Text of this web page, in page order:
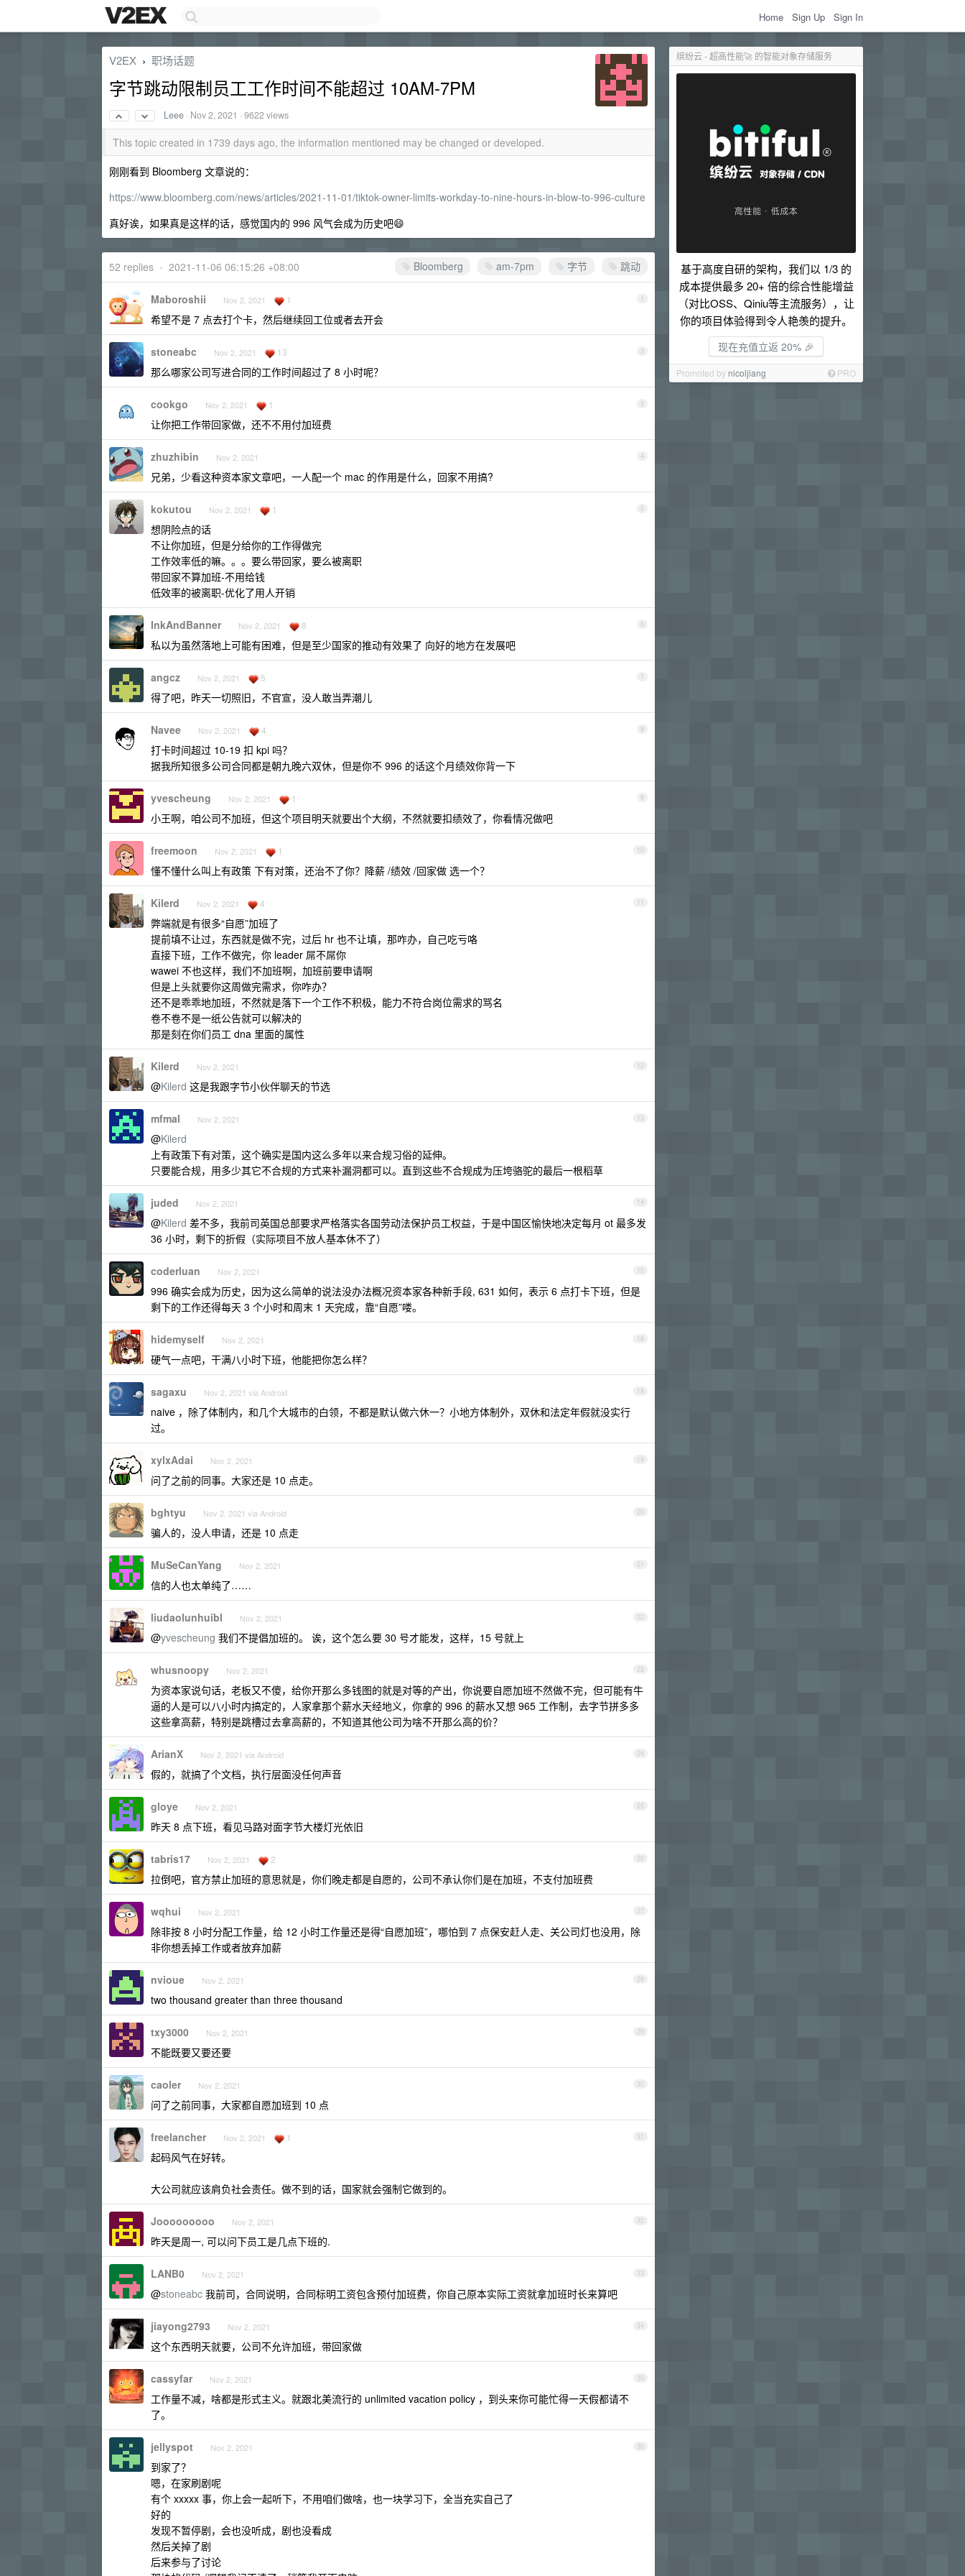
Home Sign Up Sign In
缤纷云 - 超高性能🚀 的智能对象存储服务
基于高度自研的架构，我们以 1/3 的
成本提供最多 20+ 倍的综合性能增益
（对比OSS、Qiniu等主流服务），让
你的项目体验得到令人艳羡的提升。
现在充值立返 20% 🎉
Promoted by nicoljiang PRO
V2EX › 职场话题
字节跳动限制员工工作时间不能超过 10AM-7PM
Leee · Nov 2, 2021 · 9622 views
This topic created in 1739 days ago, the information mentioned may be changed or developed.
刚刚看到 Bloomberg 文章说的：
https://www.bloomberg.com/news/articles/2021-11-01/tiktok-owner-limits-workday-to-nine-hours-in-blow-to-996-culture
真好诶，如果真是这样的话，感觉国内的 996 风气会成为历史吧😄
Bloomberg am-7pm 字节 跳动
52 replies • 2021-11-06 06:15:26 +08:00
1
Maboroshii Nov 2, 2021 1
希望不是 7 点去打个卡，然后继续回工位或者去开会
2
stoneabc Nov 2, 2021 13
那么哪家公司写进合同的工作时间超过了 8 小时呢？
3
cookgo Nov 2, 2021 1
让你把工作带回家做，还不不用付加班费
4
zhuzhibin Nov 2, 2021
兄弟，少看这种资本家文章吧，一人配一个 mac 的作用是什么，回家不用搞?
5
kokutou Nov 2, 2021 1
想阴险点的话
不让你加班，但是分给你的工作得做完
工作效率低的嘛。。。要么带回家，要么被离职
带回家不算加班-不用给钱
低效率的被离职-优化了用人开销
6
InkAndBanner Nov 2, 2021 8
私以为虽然落地上可能有困难，但是至少国家的推动有效果了 向好的地方在发展吧
7
angcz Nov 2, 2021 5
得了吧，昨天一切照旧，不官宣，没人敢当弄潮儿
8
Navee Nov 2, 2021 4
打卡时间超过 10-19 扣 kpi 吗？
据我所知很多公司合同都是朝九晚六双休，但是你不 996 的话这个月绩效你背一下
9
yvescheung Nov 2, 2021 1
小王啊，咱公司不加班，但这个项目明天就要出个大纲，不然就要扣绩效了，你看情况做吧
10
freemoon Nov 2, 2021 1
懂不懂什么叫上有政策 下有对策，还治不了你？降薪 /绩效 /回家做 选一个？
11
Kilerd Nov 2, 2021 4
弊端就是有很多“自愿”加班了
提前填不让过，东西就是做不完，过后 hr 也不让填，那咋办，自己吃亏咯
直接下班，工作不做完，你 leader 屌不屌你
wawei 不也这样，我们不加班啊，加班前要申请啊
但是上头就要你这周做完需求，你咋办？
还不是乖乖地加班，不然就是落下一个工作不积极，能力不符合岗位需求的骂名
卷不卷不是一纸公告就可以解决的
那是刻在你们员工 dna 里面的属性
12
Kilerd Nov 2, 2021
@Kilerd 这是我跟字节小伙伴聊天的节选
13
mfmal Nov 2, 2021
@Kilerd
上有政策下有对策，这个确实是国内这么多年以来合规习俗的延伸。
只要能合规，用多少其它不合规的方式来补漏洞都可以。直到这些不合规成为压垮骆驼的最后一根稻草
14
juded Nov 2, 2021
@Kilerd 差不多，我前司英国总部要求严格落实各国劳动法保护员工权益，于是中国区愉快地决定每月 ot 最多发
36 小时，剩下的折假（实际项目不放人基本休不了）
15
coderluan Nov 2, 2021
996 确实会成为历史，因为这么简单的说法没办法概况资本家各种新手段, 631 如何，表示 6 点打卡下班，但是
剩下的工作还得每天 3 个小时和周末 1 天完成，靠“自愿”喽。
16
hidemyself Nov 2, 2021
硬气一点吧，干满八小时下班，他能把你怎么样？
18
sagaxu Nov 2, 2021 via Android
naive ，除了体制内，和几个大城市的白领，不都是默认做六休一？小地方体制外，双休和法定年假就没实行
过。
19
xylxAdai Nov 2, 2021
问了之前的同事。大家还是 10 点走。
20
bghtyu Nov 2, 2021 via Android
骗人的，没人申请，还是 10 点走
21
MuSeCanYang Nov 2, 2021
信的人也太单纯了……
22
liudaolunhuibl Nov 2, 2021
@yvescheung 我们不提倡加班的。 诶，这个怎么要 30 号才能发，这样，15 号就上
23
whusnoopy Nov 2, 2021
为资本家说句话，老板又不傻，给你开那么多钱图的就是对等的产出，你说要自愿加班不然做不完，但可能有牛
逼的人是可以八小时内搞定的，人家拿那个薪水天经地义，你拿的 996 的薪水又想 965 工作制，去字节拼多多
这些拿高薪，特别是跳槽过去拿高薪的，不知道其他公司为啥不开那么高的价？
24
ArianX Nov 2, 2021 via Android
假的，就搞了个文档，执行层面没任何声音
25
gloye Nov 2, 2021
昨天 8 点下班，看见马路对面字节大楼灯光依旧
26
tabris17 Nov 2, 2021 2
拉倒吧，官方禁止加班的意思就是，你们晚走都是自愿的，公司不承认你们是在加班，不支付加班费
27
wqhui Nov 2, 2021
除非按 8 小时分配工作量，给 12 小时工作量还是得“自愿加班”，哪怕到 7 点保安赶人走、关公司灯也没用，除
非你想丢掉工作或者放弃加薪
28
nvioue Nov 2, 2021
two thousand greater than three thousand
29
txy3000 Nov 2, 2021
不能既要又要还要
30
caoler Nov 2, 2021
问了之前同事，大家都自愿加班到 10 点
31
freelancher Nov 2, 2021 1
起码风气在好转。
大公司就应该肩负社会责任。做不到的话，国家就会强制它做到的。
32
Jooooooooo Nov 2, 2021
昨天是周一, 可以问下员工是几点下班的.
33
LANB0 Nov 2, 2021
@stoneabc 我前司，合同说明，合同标明工资包含预付加班费，你自己原本实际工资就拿加班时长来算吧
34
jiayong2793 Nov 2, 2021
这个东西明天就要，公司不允许加班，带回家做
35
cassyfar Nov 2, 2021
工作量不减，啥都是形式主义。就跟北美流行的 unlimited vacation policy ，到头来你可能忙得一天假都请不
了。
36
jellyspot Nov 2, 2021
到家了？
嗯，在家刷剧呢
有个 xxxxx 事，你上会一起听下，不用咱们做啥，也一块学习下，全当充实自己了
好的
发现不暂停剧，会也没听成，剧也没看成
然后关掉了剧
后来参与了讨论